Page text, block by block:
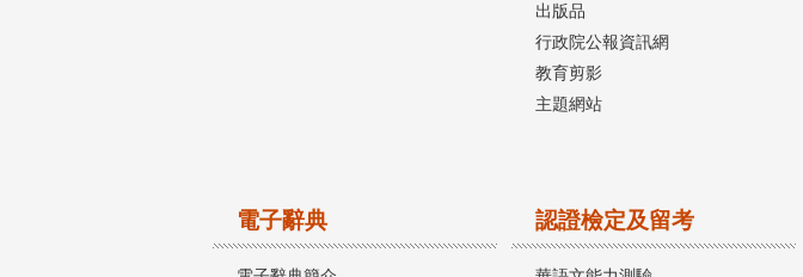
出版品
行政院公報資訊網
教育剪影
主題網站
電子辭典 認證檢定及留考